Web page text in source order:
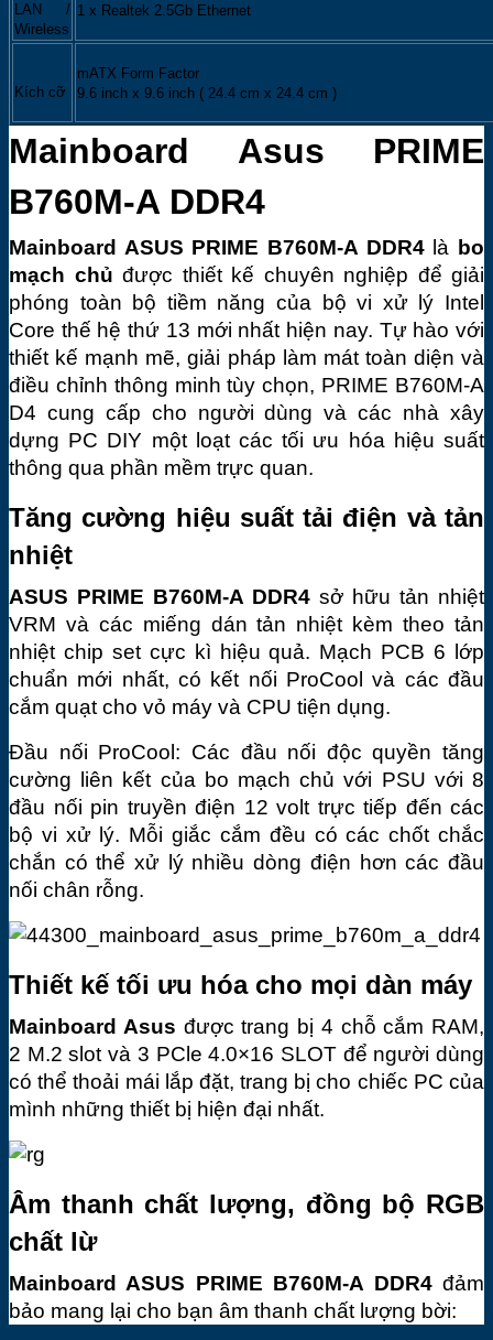
LAN /
Wireless
1 x Realtek 2.5Gb Ethernet
Kích cỡ
mATX Form Factor
9.6 inch x 9.6 inch ( 24.4 cm x 24.4 cm )
Mainboard Asus PRIME
B760M-A DDR4
Mainboard ASUS PRIME B760M-A DDR4 là bo
mạch chủ được thiết kế chuyên nghiệp để giải
phóng toàn bộ tiềm năng của bộ vi xử lý Intel
Core thế hệ thứ 13 mới nhất hiện nay. Tự hào với
thiết kế mạnh mẽ, giải pháp làm mát toàn diện và
điều chỉnh thông minh tùy chọn, PRIME B760M-A
D4 cung cấp cho người dùng và các nhà xây
dựng PC DIY một loạt các tối ưu hóa hiệu suất
thông qua phần mềm trực quan.
Tăng cường hiệu suất tải điện và tản
nhiệt
ASUS PRIME B760M-A DDR4 sở hữu tản nhiệt
VRM và các miếng dán tản nhiệt kèm theo tản
nhiệt chip set cực kì hiệu quả. Mạch PCB 6 lớp
chuẩn mới nhất, có kết nối ProCool và các đầu
cắm quạt cho vỏ máy và CPU tiện dụng.
Đầu nối ProCool: Các đầu nối độc quyền tăng
cường liên kết của bo mạch chủ với PSU với 8
đầu nối pin truyền điện 12 volt trực tiếp đến các
bộ vi xử lý. Mỗi giắc cắm đều có các chốt chắc
chắn có thể xử lý nhiều dòng điện hơn các đầu
nối chân rỗng.
Thiết kế tối ưu hóa cho mọi dàn máy
Mainboard Asus được trang bị 4 chỗ cắm RAM,
2 M.2 slot và 3 PCle 4.0×16 SLOT để người dùng
có thể thoải mái lắp đặt, trang bị cho chiếc PC của
mình những thiết bị hiện đại nhất.
Âm thanh chất lượng, đồng bộ RGB
chất lừ
Mainboard ASUS PRIME B760M-A DDR4 đảm
bảo mang lại cho bạn âm thanh chất lượng bời: